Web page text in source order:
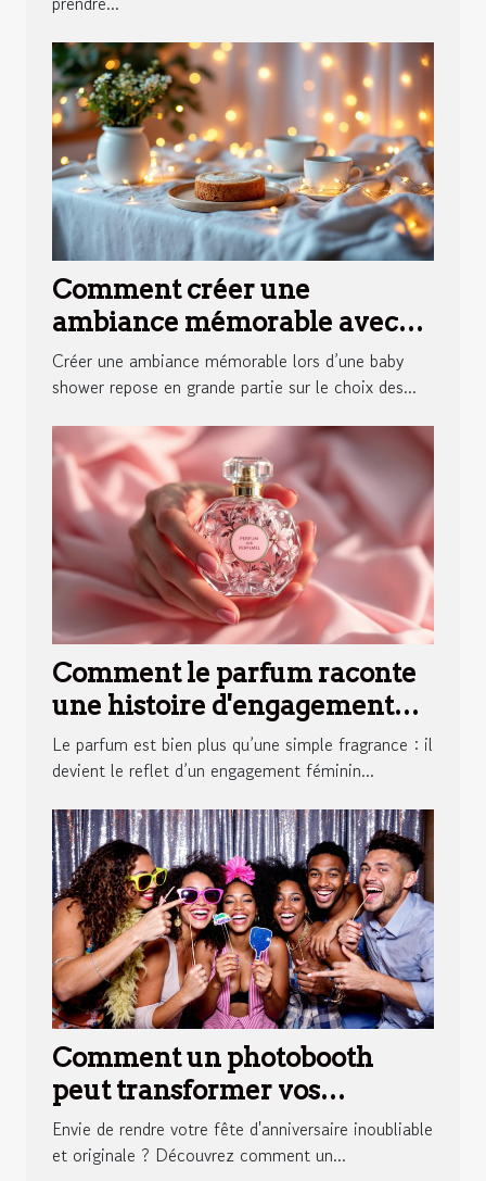
Comment créer une
ambiance mémorable avec
des éclairages pour votre
baby shower ?
Créer une ambiance mémorable lors d’une baby
shower repose en grande partie sur le choix des...
Comment le parfum raconte
une histoire d'engagement
féminin ?
Le parfum est bien plus qu’une simple fragrance : il
devient le reflet d’un engagement féminin...
Comment un photobooth
peut transformer vos
anniversaires ?
Envie de rendre votre fête d'anniversaire inoubliable
et originale ? Découvrez comment un...